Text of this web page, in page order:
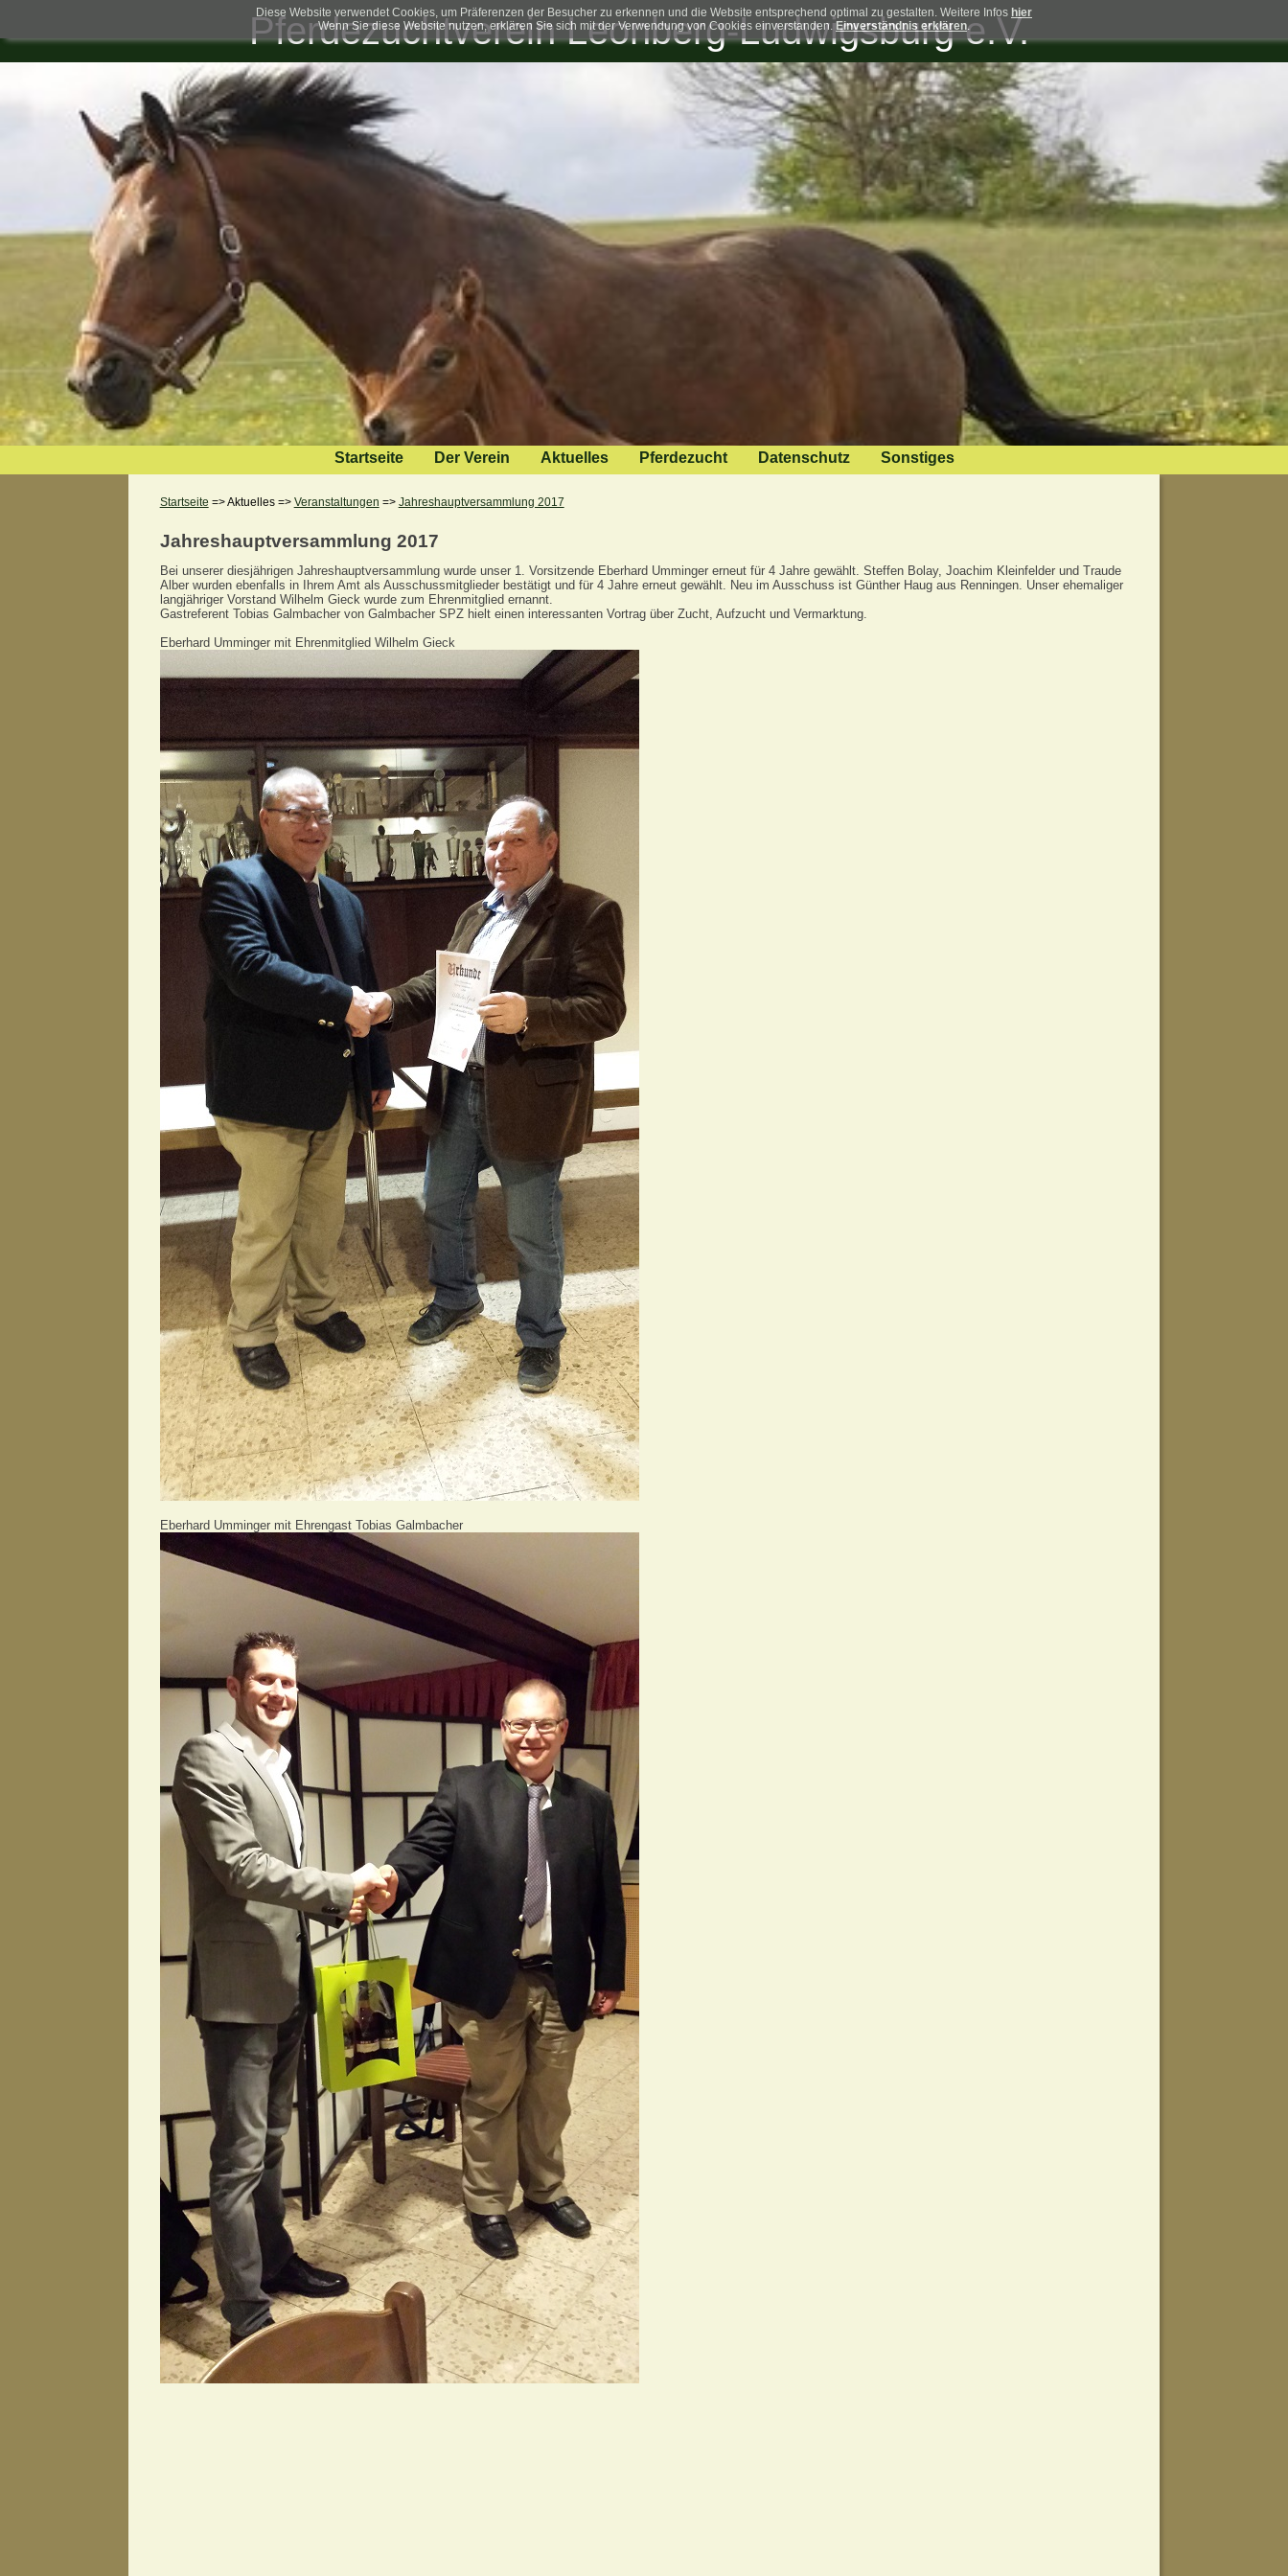
Pferdezuchtverein Leonberg-Ludwigsburg e.V.
Startseite Der Verein Aktuelles Pferdezucht Datenschutz Sonstiges
Startseite => Aktuelles => Veranstaltungen => Jahreshauptversammlung 2017
Jahreshauptversammlung 2017
Bei unserer diesjährigen Jahreshauptversammlung wurde unser 1. Vorsitzende Eberhard Umminger erneut für 4 Jahre gewählt. Steffen Bolay, Joachim Kleinfelder und Traude
Alber wurden ebenfalls in Ihrem Amt als Ausschussmitglieder bestätigt und für 4 Jahre erneut gewählt. Neu im Ausschuss ist Günther Haug aus Renningen. Unser ehemaliger
langjähriger Vorstand Wilhelm Gieck wurde zum Ehrenmitglied ernannt.
Gastreferent Tobias Galmbacher von Galmbacher SPZ hielt einen interessanten Vortrag über Zucht, Aufzucht und Vermarktung.
Eberhard Umminger mit Ehrenmitglied Wilhelm Gieck
Eberhard Umminger mit Ehrengast Tobias Galmbacher
Diese Website verwendet Cookies, um Präferenzen der Besucher zu erkennen und die Website entsprechend optimal zu gestalten. Weitere Infos hier
Wenn Sie diese Website nutzen, erklären Sie sich mit der Verwendung von Cookies einverstanden.Einverständnis erklären.